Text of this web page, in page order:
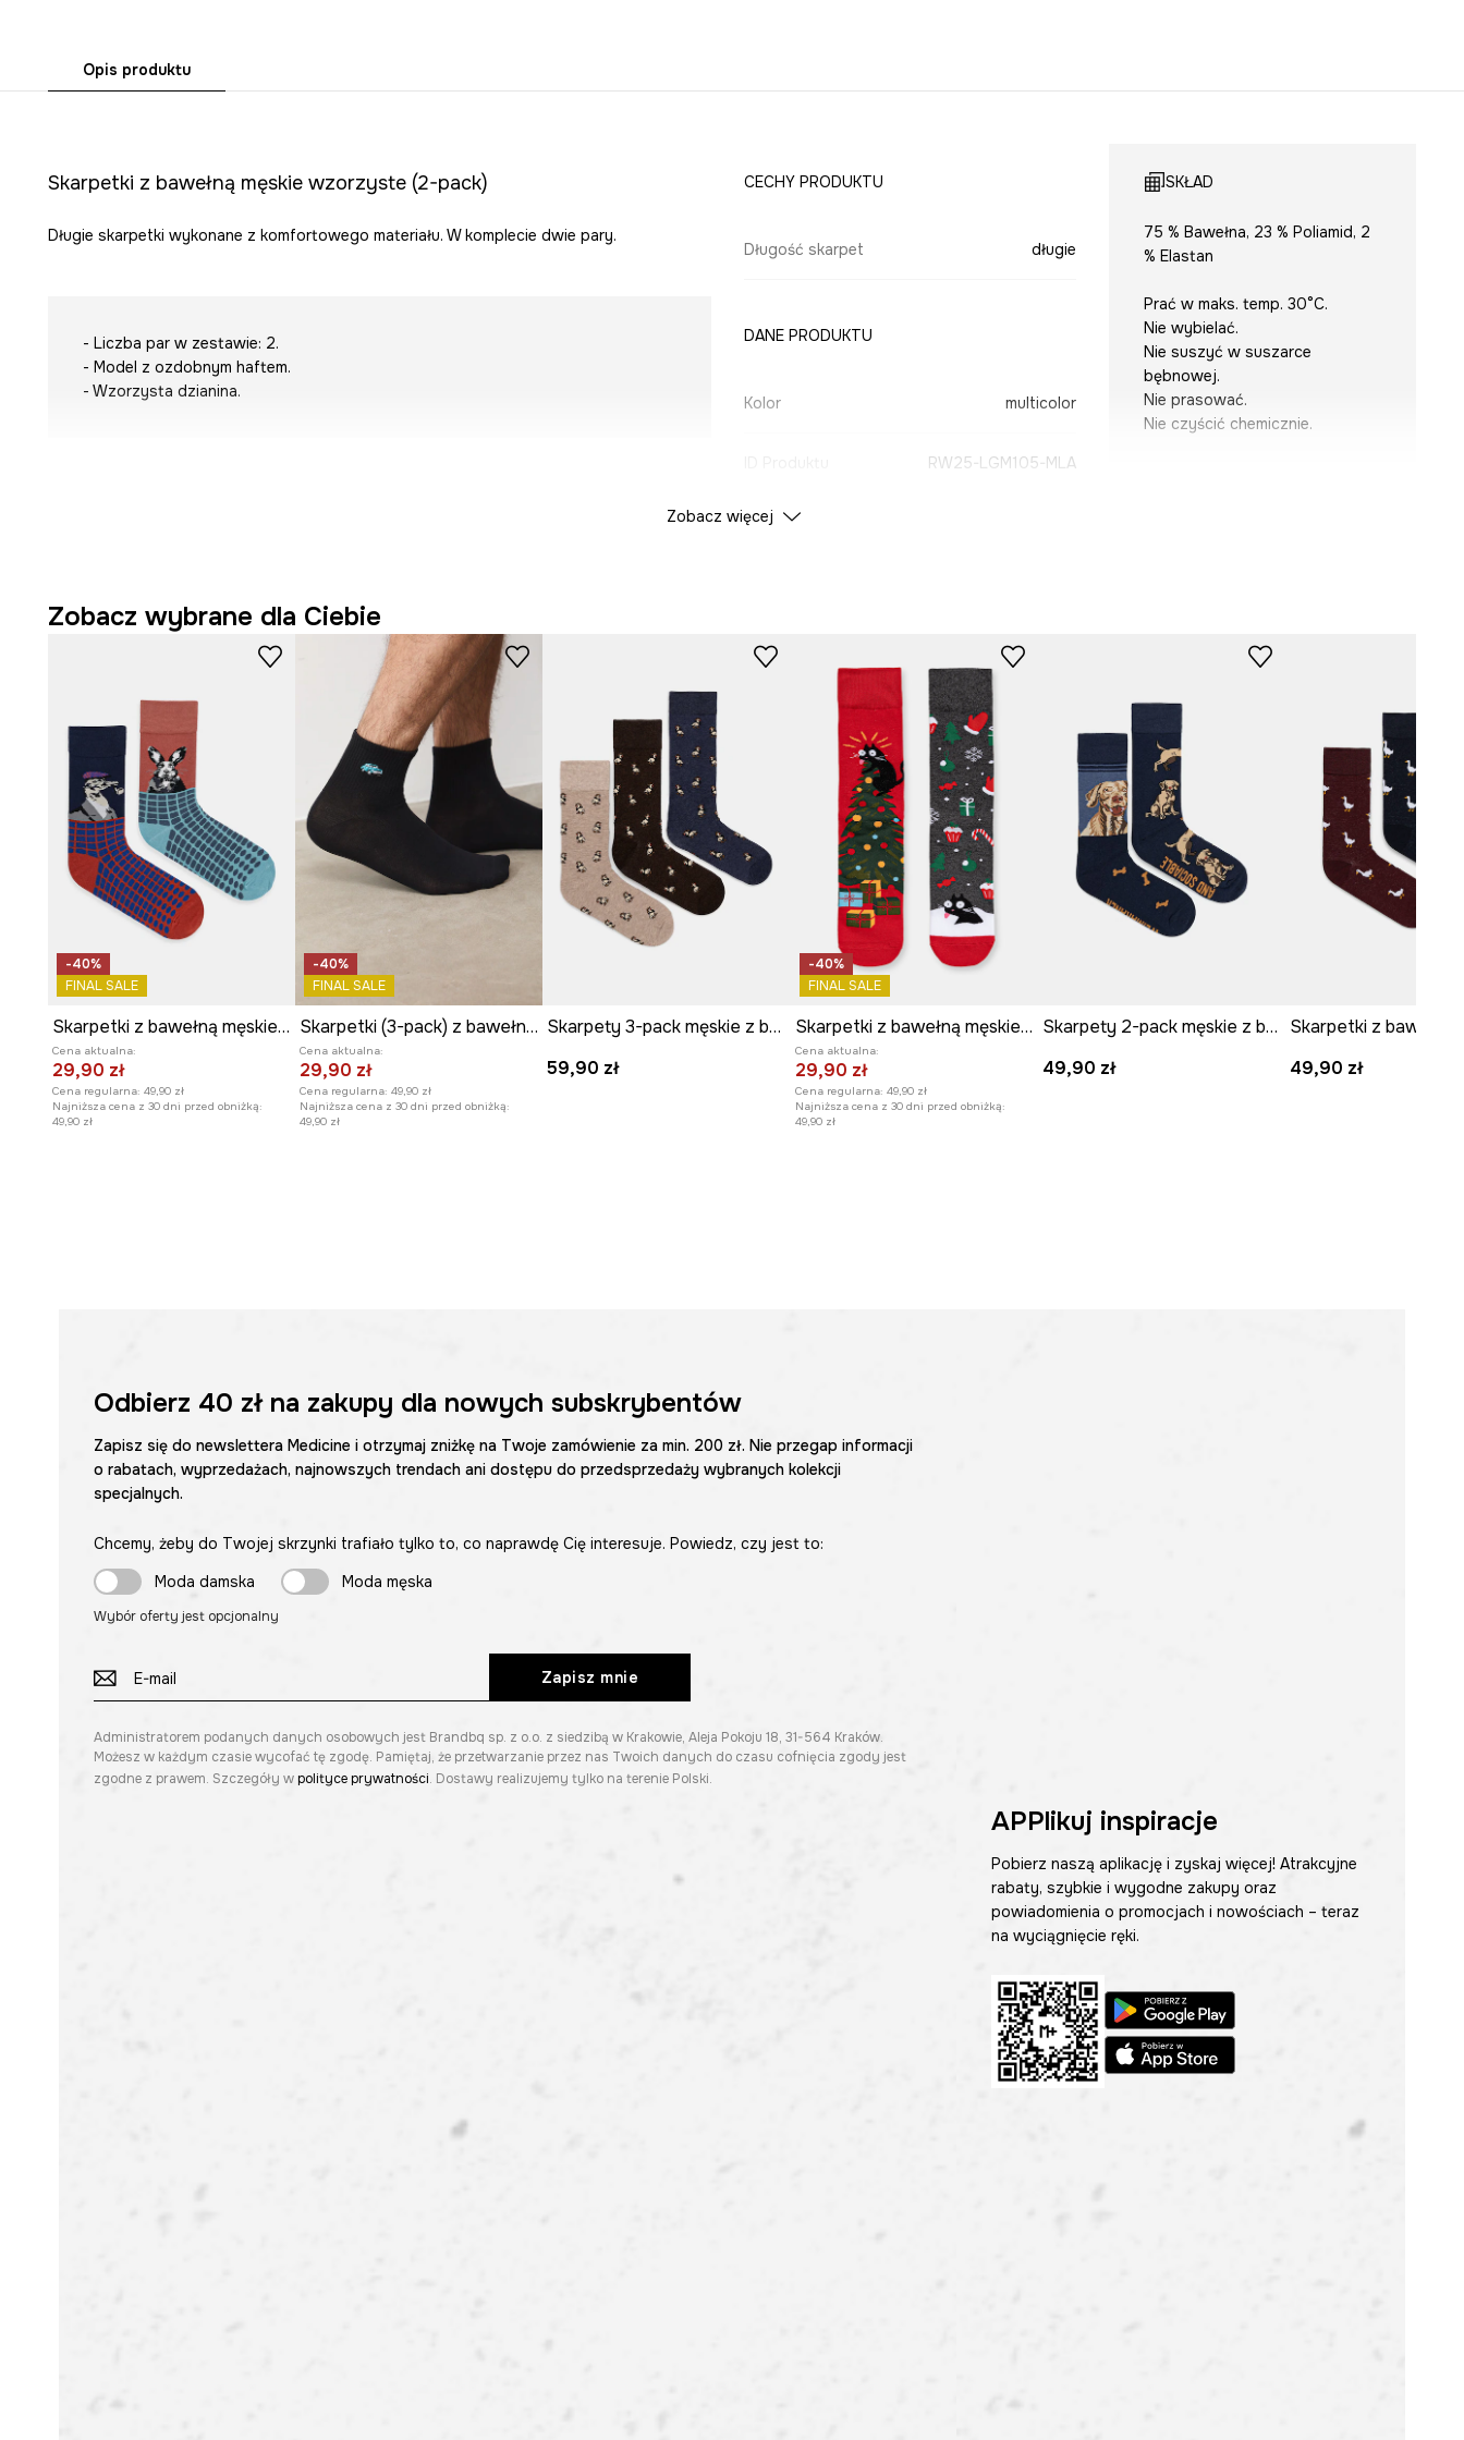
Opis produktu
Skarpetki z bawełną męskie wzorzyste (2-pack)
Długie skarpetki wykonane z komfortowego materiału. W komplecie dwie pary.
- Liczba par w zestawie: 2.
- Model z ozdobnym haftem.
- Wzorzysta dzianina.
CECHY PRODUKTU
Długość skarpet długie
DANE PRODUKTU
Kolor multicolor
RW25-LGM105-MLA
Producent
SKŁAD
75 % Bawełna, 23 % Poliamid, 2
% Elastan
Prać w maks. temp. 30°C.
Nie wybielać.
Nie suszyć w suszarce
bębnowej.
Nie prasować.
Nie czyścić chemicznie.
Zobacz więcej
Zobacz wybrane dla Ciebie
-40%
FINAL SALE
Skarpetki z bawełną męskie z motywem zwierzęcym (2-pack)
Cena aktualna:
29,90 zł
Cena regularna: 49,90 zł
Najniższa cena z 30 dni przed obniżką:
49,90 zł
-40%
FINAL SALE
Skarpetki (3-pack) z bawełną męskie z ozdobnym haftem w samochody
Cena aktualna:
29,90 zł
Cena regularna: 49,90 zł
Najniższa cena z 30 dni przed obniżką:
49,90 zł
Skarpety 3-pack męskie z bawełną z motywem zwierzęcym
59,90 zł
-40%
FINAL SALE
Skarpetki z bawełną męskie świąteczne (2-pack)
Cena aktualna:
29,90 zł
Cena regularna: 49,90 zł
Najniższa cena z 30 dni przed obniżką:
49,90 zł
Skarpety 2-pack męskie z bawełną z motywem zwierzęcym
49,90 zł
49,90 zł
Odbierz 40 złna zakupy dla nowych subskrybentów
Zapisz się do newslettera Medicine i otrzymaj zniżkę na Twoje zamówienie za min. 200 zł. Nie przegap informacji
o rabatach, wyprzedażach, najnowszych trendach ani dostępu do przedsprzedaży wybranych kolekcji
specjalnych.
Chcemy, żeby do Twojej skrzynki trafiało tylko to, co naprawdę Cię interesuje. Powiedz, czy jest to:
Moda damska
Moda męska
Wybór oferty jest opcjonalny
Zapisz mnie
Administratorem podanych danych osobowych jest Brandbq sp. z o.o. z siedzibą w Krakowie, Aleja Pokoju 18, 31-564 Kraków.
Możesz w każdym czasie wycofać tę zgodę. Pamiętaj, że przetwarzanie przez nas Twoich danych do czasu cofnięcia zgody jest
zgodne z prawem. Szczegóły wpolityce prywatności. Dostawy realizujemy tylko na terenie Polski.
APPlikuj inspiracje
Pobierz naszą aplikację i zyskaj więcej! Atrakcyjne
rabaty, szybkie i wygodne zakupy oraz
powiadomienia o promocjach i nowościach – teraz
na wyciągnięcie ręki.